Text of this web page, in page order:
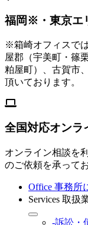
福岡※・東京エ
※箱崎オフィスで
屋郡（宇美町・篠
粕屋町）、古賀市
頂いております。
全国対応オンラ
オンライン相談を
のご依頼を承って
Office 事務所
Services 取扱
-訴訟・